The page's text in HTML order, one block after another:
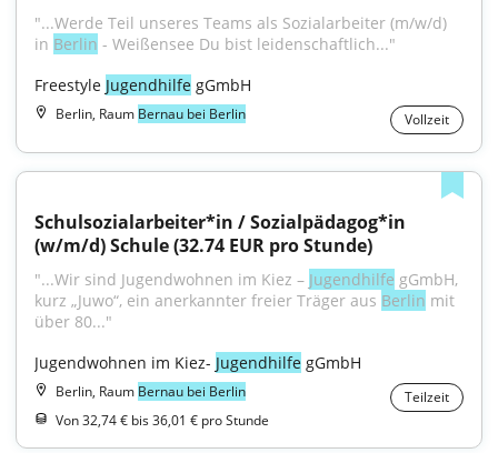
"...Werde Teil unseres Teams als Sozialarbeiter (m/w/d)
in Berlin - Weißensee Du bist leidenschaftlich..."
Freestyle Jugendhilfe gGmbH
Berlin, Raum Bernau bei Berlin Vollzeit
Schulsozialarbeiter*in / Sozialpädagog*in
(w/m/d) Schule (32.74 EUR pro Stunde)
"...Wir sind Jugendwohnen im Kiez – Jugendhilfe gGmbH,
kurz „Juwo“, ein anerkannter freier Träger aus Berlin mit
über 80..."
Jugendwohnen im Kiez- Jugendhilfe gGmbH
Berlin, Raum Bernau bei Berlin
Teilzeit
Von 32,74 € bis 36,01 € pro Stunde